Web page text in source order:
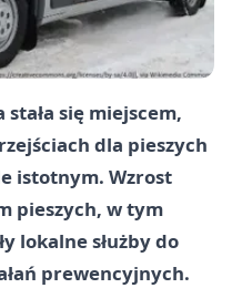
stała się miejscem,
dla pieszych
istotnym. Wzrost
pieszych, w tym
lokalne służby do
prewencyjnych.